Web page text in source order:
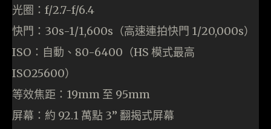
光圈：f/2.7-f/6.4
快門：30s-1/1,600s（高速連拍快門 1/20,000s）
ISO：自動、80-6400（HS 模式最高
ISO25600）
等效焦距：19mm 至 95mm
屏幕：約 92.1 萬點 3” 翻揭式屏幕